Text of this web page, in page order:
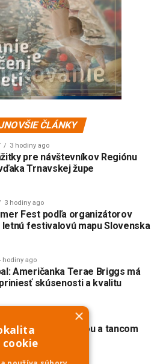
ČLÁNKY
3 hodiny ago
pre návštevníkov Regiónu
Trnavskej župe
3 hodiny ago
Fest podľa organizátorov
letnú festivalovú mapu Slovenska
hodiny ago
Američanka Terae Briggs má
skúsenosti a kvalitu
žije spevom, hudbou a tancom
×
cookie